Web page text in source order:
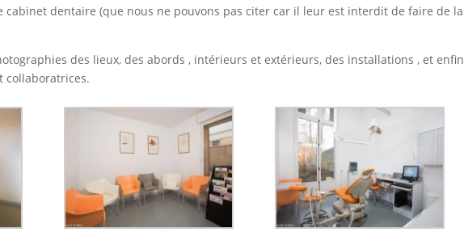
cabinet dentaire (que nous ne pouvons pas citer car il leur est interdit de faire de la
des lieux, des abords , intérieurs et extérieurs, des installations , et enfin
collaboratrices.